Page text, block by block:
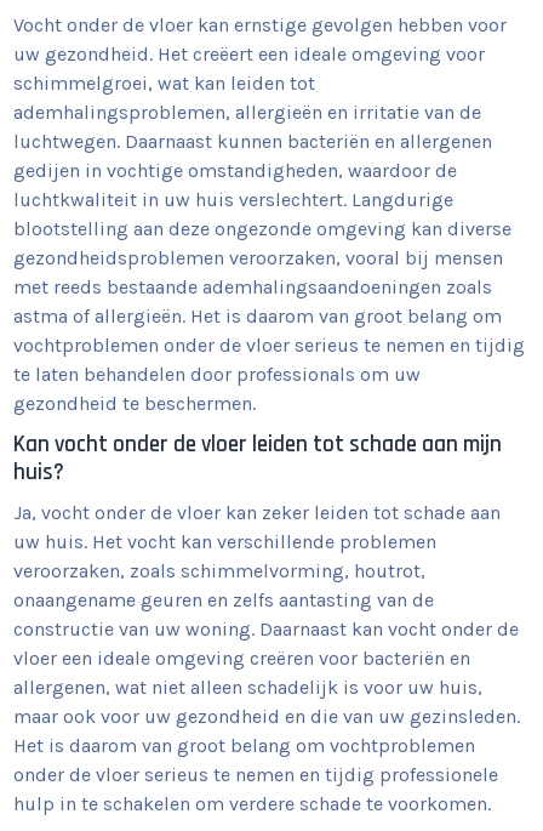
Vocht onder de vloer kan ernstige gevolgen hebben voor
uw gezondheid. Het creëert een ideale omgeving voor
schimmelgroei, wat kan leiden tot
ademhalingsproblemen, allergieën en irritatie van de
luchtwegen. Daarnaast kunnen bacteriën en allergenen
gedijen in vochtige omstandigheden, waardoor de
luchtkwaliteit in uw huis verslechtert. Langdurige
blootstelling aan deze ongezonde omgeving kan diverse
gezondheidsproblemen veroorzaken, vooral bij mensen
met reeds bestaande ademhalingsaandoeningen zoals
astma of allergieën. Het is daarom van groot belang om
vochtproblemen onder de vloer serieus te nemen en tijdig
te laten behandelen door professionals om uw
gezondheid te beschermen.
Kan vocht onder de vloer leiden tot schade aan mijn
huis?
Ja, vocht onder de vloer kan zeker leiden tot schade aan
uw huis. Het vocht kan verschillende problemen
veroorzaken, zoals schimmelvorming, houtrot,
onaangename geuren en zelfs aantasting van de
constructie van uw woning. Daarnaast kan vocht onder de
vloer een ideale omgeving creëren voor bacteriën en
allergenen, wat niet alleen schadelijk is voor uw huis,
maar ook voor uw gezondheid en die van uw gezinsleden.
Het is daarom van groot belang om vochtproblemen
onder de vloer serieus te nemen en tijdig professionele
hulp in te schakelen om verdere schade te voorkomen.